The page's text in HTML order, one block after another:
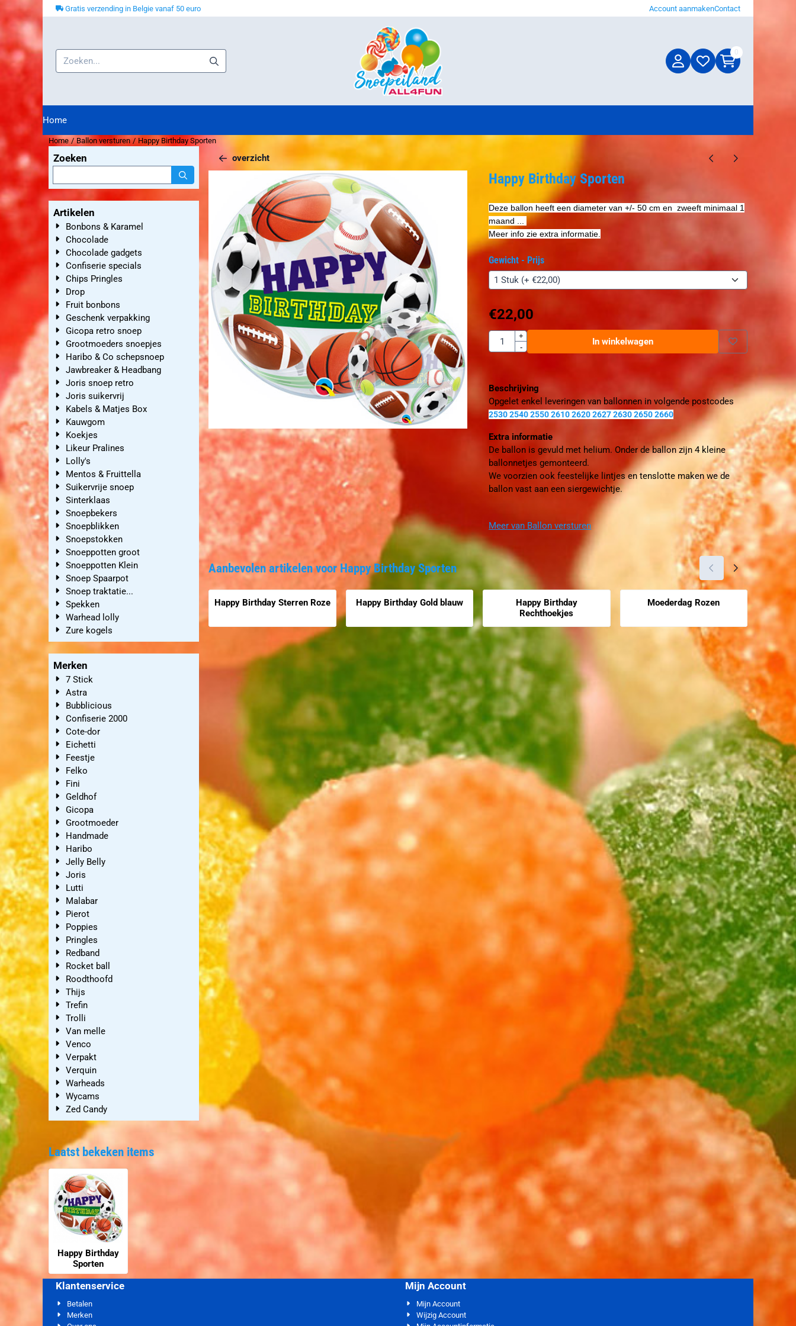
Cookievoorkeuren zijn beschikbaar. Kies instellingen of sta alle cookies toe.
Gratis verzending in Belgie vanaf 50 euro Account aanmakenContact
Zoeken 0
Home
Home / Ballon versturen / Happy Birthday Sporten
Zoeken
Artikelen
Bonbons & Karamel
Chocolade
Chocolade gadgets
Confiserie specials
Chips Pringles
Drop
Fruit bonbons
Geschenk verpakking
Gicopa retro snoep
Grootmoeders snoepjes
Haribo & Co schepsnoep
Jawbreaker & Headbang
Joris snoep retro
Joris suikervrij
Kabels & Matjes Box
Kauwgom
Koekjes
Likeur Pralines
Lolly's
Mentos & Fruittella
Suikervrije snoep
Sinterklaas
Snoepbekers
Snoepblikken
Snoepstokken
Snoeppotten groot
Snoeppotten Klein
Snoep Spaarpot
Snoep traktatie...
Spekken
Warhead lolly
Zure kogels
Merken
7 Stick
Astra
Bubblicious
Confiserie 2000
Cote-dor
Eichetti
Feestje
Felko
Fini
Geldhof
Gicopa
Grootmoeder
Handmade
Haribo
Jelly Belly
Joris
Lutti
Malabar
Pierot
Poppies
Pringles
Redband
Rocket ball
Roodthoofd
Thijs
Trefin
Trolli
Van melle
Venco
Verpakt
Verquin
Warheads
Wycams
Zed Candy
overzicht
Happy Birthday Sporten
Deze ballon heeft een diameter van +/- 50 cm en zweeft minimaal 1
maand ...
Meer info zie extra informatie.
Gewicht - Prijs
€22,00
Aantal
+
-
In winkelwagen
Beschrijving
Opgelet enkel leveringen van ballonnen in volgende postcodes
2530 2540 2550 2610 2620 2627 2630 2650 2660
Extra informatie
De ballon is gevuld met helium. Onder de ballon zijn 4 kleine
ballonnetjes gemonteerd.
We voorzien ook feestelijke lintjes en tenslotte maken we de
ballon vast aan een siergewichtje.
Meer van Ballon versturen
Aanbevolen artikelen voor Happy Birthday Sporten
Happy Birthday Sterren Roze
Prijs niet zichtbaar
Happy Birthday Gold blauw
Prijs niet zichtbaar
Happy Birthday
Rechthoekjes
Prijs niet zichtbaar
Moederdag Rozen
Prijs niet zichtbaar Prijs
Laatst bekeken items
Happy Birthday
Sporten
Klantenservice
Betalen
Merken
Mijn Account
Mijn Account
Wijzig Account